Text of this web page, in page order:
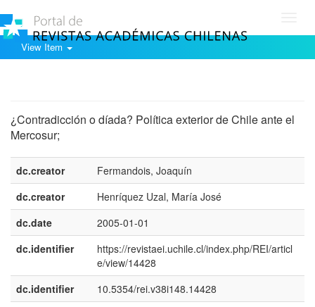
View Item
¿Contradicción o díada? Política exterior de Chile ante el
Mercosur;
dc.creator
Fermandois, Joaquín
dc.creator
Henríquez Uzal, María José
dc.date
2005-01-01
dc.identifier
https://revistaei.uchile.cl/index.php/REI/articl
e/view/14428
dc.identifier
10.5354/rei.v38i148.14428